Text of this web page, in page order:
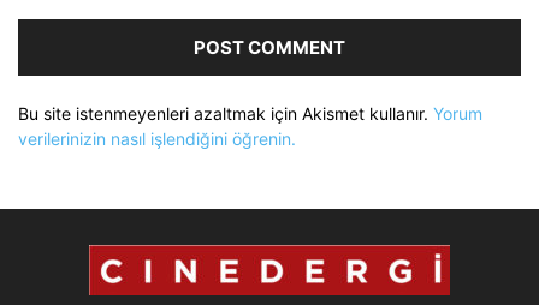
Bu site istenmeyenleri azaltmak için Akismet kullanır. Yorum
verilerinizin nasıl işlendiğini öğrenin.